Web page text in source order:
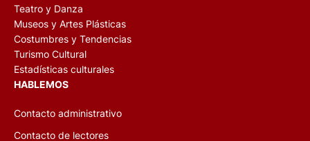
Teatro y Danza
Museos y Artes Plásticas
Costumbres y Tendencias
Turismo Cultural
Estadísticas culturales
HABLEMOS
Contacto administrativo
Contacto de lectores